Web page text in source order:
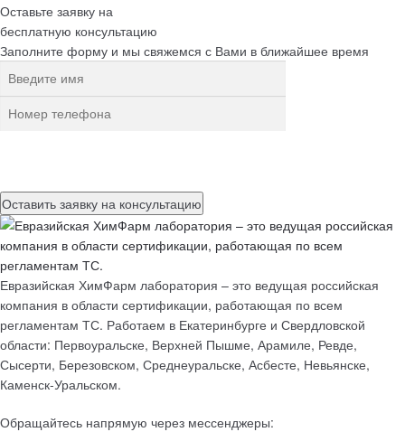
Оставьте заявку на
бесплатную консультацию
Заполните форму и мы свяжемся с Вами в ближайшее время
Евразийская ХимФарм лаборатория – это ведущая российская
компания в области сертификации, работающая по всем
регламентам ТС. Работаем в Екатеринбурге и Свердловской
области: Первоуральске, Верхней Пышме, Арамиле, Ревде,
Сысерти, Березовском, Среднеуральске, Асбесте, Невьянске,
Каменск-Уральском.
Обращайтесь напрямую через мессенджеры: